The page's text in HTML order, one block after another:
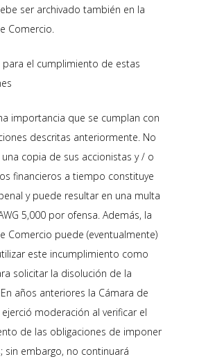
ser archivado también en la
Comercio.
para el cumplimiento de estas
importancia que se cumplan con
descritas anteriormente. No
copia de sus accionistas y / o
financieros a tiempo constituye
y puede resultar en una multa
5,000 por ofensa. Además, la
Comercio puede (eventualmente)
este incumplimiento como
solicitar la disolución de la
años anteriores la Cámara de
moderación al verificar el
de las obligaciones de imponer
sin embargo, no continuará